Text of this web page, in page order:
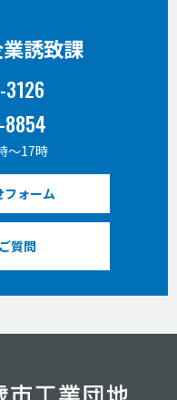
誘致課
3126
8854
〜17時
フォーム
質問